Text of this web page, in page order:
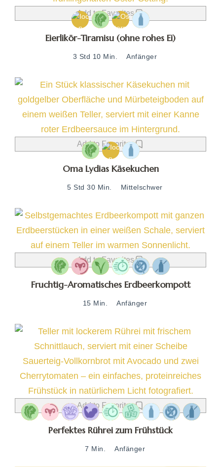
Add to Favorites
Eierlikör-Tiramisu (ohne rohes Ei)
3 Std 10 Min. Anfänger
Add to Favorites
Oma Lydias Käsekuchen
5 Std 30 Min. Mittelschwer
Add to Favorites
Fruchtig-Aromatisches Erdbeerkompott
15 Min. Anfänger
Add to Favorites
Perfektes Rührei zum Frühstück
7 Min. Anfänger